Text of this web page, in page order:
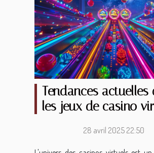
Tendances actuelles
les jeux de casino
28 avril 2025 22:50